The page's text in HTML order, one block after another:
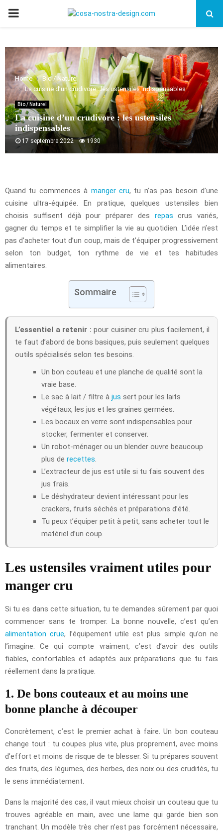
PRIMARY
Home
Bio / Naturel
La cuisine d’un crudivore : les ustensiles indispensables
Bio / Naturel
La cuisine d’un crudivore : les ustensiles
indispensables
17 septembre 2022 1930
Quand tu commences à manger cru, tu n’as pas besoin d’une
cuisine ultra-équipée. En pratique, quelques ustensiles bien
choisis suffisent déjà pour préparer des repas crus variés,
gagner du temps et te simplifier la vie au quotidien. L’idée n’est
pas d’acheter tout d’un coup, mais de t’équiper progressivement
selon ton budget, ton rythme de vie et tes habitudes
alimentaires.
Sommaire
L’essentiel a retenir : pour cuisiner cru plus facilement, il
te faut d’abord de bons basiques, puis seulement quelques
outils spécialisés selon tes besoins.
Un bon couteau et une planche de qualité sont la
vraie base.
Le sac à lait / filtre à jus sert pour les laits
végétaux, les jus et les graines germées.
Les bocaux en verre sont indispensables pour
stocker, fermenter et conserver.
Un robot-ménager ou un blender ouvre beaucoup
plus de recettes
L’extracteur de jus est utile si tu fais souvent des
jus frais.
Le déshydrateur devient intéressant pour les
crackers, fruits séchés et préparations d’été.
Tu peux t’équiper petit à petit, sans acheter tout le
matériel d’un coup.
Les ustensiles vraiment utiles pour
manger cru
Si tu es dans cette situation, tu te demandes sûrement par quoi
commencer sans te tromper. La bonne nouvelle, c’est qu’en
alimentation crue, l’équipement utile est plus simple qu’on ne
l’imagine. Ce qui compte vraiment, c’est d’avoir des outils
fiables, confortables et adaptés aux préparations que tu fais
réellement dans la pratique.
1. De bons couteaux et au moins une
bonne planche à découper
Concrètement, c’est le premier achat à faire. Un bon couteau
change tout : tu coupes plus vite, plus proprement, avec moins
d’effort et moins de risque de te blesser. Si tu prépares souvent
des fruits, des légumes, des herbes, des noix ou des crudités, tu
le sens immédiatement.
Dans la majorité des cas, il vaut mieux choisir un couteau que tu
trouves agréable en main, avec une lame qui garde bien son
tranchant. Un modèle très cher n’est pas forcément nécessaire,